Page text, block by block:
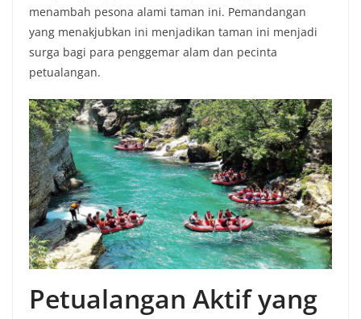
menambah pesona alami taman ini. Pemandangan
yang menakjubkan ini menjadikan taman ini menjadi
surga bagi para penggemar alam dan pecinta
petualangan.
Petualangan Aktif yang